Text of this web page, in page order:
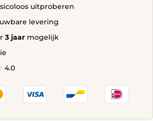
uitproberen
levering
3 jaar mogelijk
4.0